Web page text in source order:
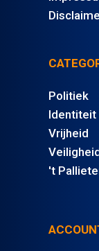
Politiek
Identiteit
Vrijheid
't